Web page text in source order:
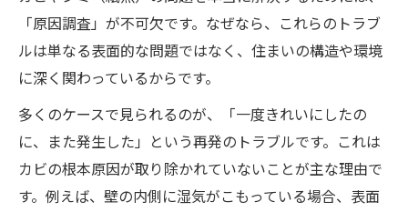
「原因調査」が不可欠です。なぜなら、これらのトラブ
ルは単なる表面的な問題ではなく、住まいの構造や環境
に深く関わっているからです。
多くのケースで見られるのが、「一度きれいにしたの
に、また発生した」という再発のトラブルです。これは
カビの根本原因が取り除かれていないことが主な理由で
す。例えば、壁の内側に湿気がこもっている場合、表面